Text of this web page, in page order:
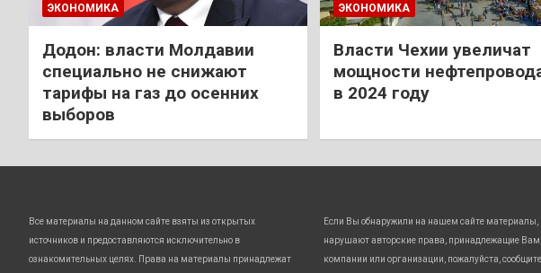
ЭКОНОМИКА
Додон: власти Молдавии
специально не снижают
тарифы на газ до осенних
выборов
ЭКОНОМИКА
Власти Чехии увеличат
мощности
в 2024 году
Все материалы на данном сайте взяты из открытых
источников и предоставляются исключительно в
ознакомительных целях. Права на материалы принадлежат
Если Вы обнаружили на нашем сайте материалы,
нарушают авторские права, принадлежащие
компании или организации, пожалуйста,